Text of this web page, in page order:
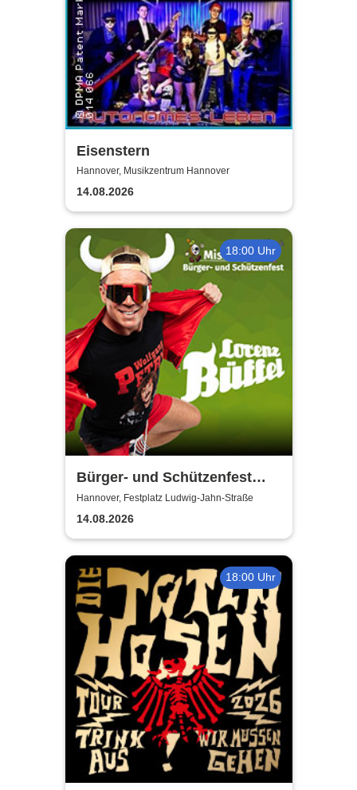
Eisenstern
Hannover, Musikzentrum Hannover
14.08.2026
18:00 Uhr
Bürger- und Schützenfest
Misburg
Hannover, Festplatz Ludwig-Jahn-Straße
14.08.2026
18:00 Uhr